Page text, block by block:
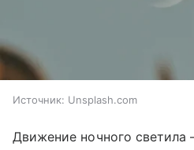
Источник: Unsplash.com
Движение ночного светила